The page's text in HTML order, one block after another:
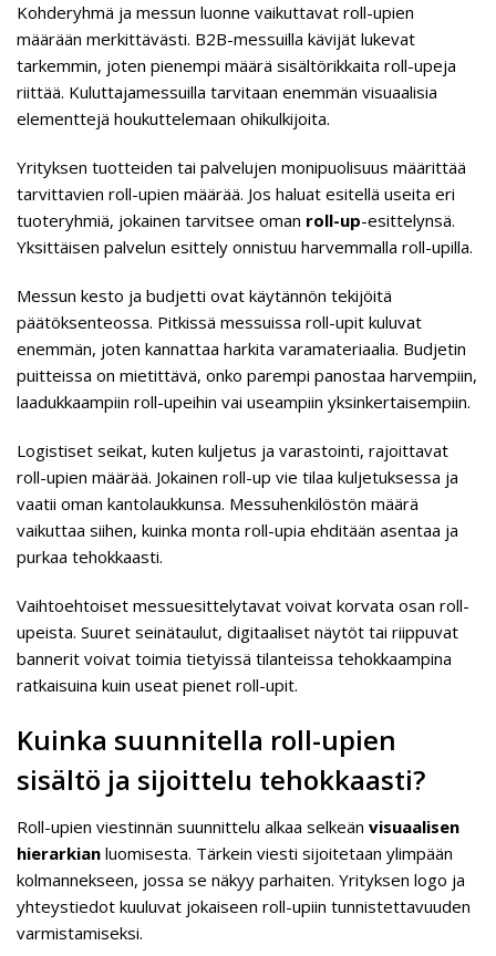
Kohderyhmä ja messun luonne vaikuttavat roll-upien
määrään merkittävästi. B2B-messuilla kävijät lukevat
tarkemmin, joten pienempi määrä sisältörikkaita roll-upeja
riittää. Kuluttajamessuilla tarvitaan enemmän visuaalisia
elementtejä houkuttelemaan ohikulkijoita.
Yrityksen tuotteiden tai palvelujen monipuolisuus määrittää
tarvittavien roll-upien määrää. Jos haluat esitellä useita eri
tuoteryhmiä, jokainen tarvitsee oman roll-up-esittelynsä.
Yksittäisen palvelun esittely onnistuu harvemmalla roll-upilla.
Messun kesto ja budjetti ovat käytännön tekijöitä
päätöksenteossa. Pitkissä messuissa roll-upit kuluvat
enemmän, joten kannattaa harkita varamateriaalia. Budjetin
puitteissa on mietittävä, onko parempi panostaa harvempiin,
laadukkaampiin roll-upeihin vai useampiin yksinkertaisempiin.
Logistiset seikat, kuten kuljetus ja varastointi, rajoittavat
roll-upien määrää. Jokainen roll-up vie tilaa kuljetuksessa ja
vaatii oman kantolaukkunsa. Messuhenkilöstön määrä
vaikuttaa siihen, kuinka monta roll-upia ehditään asentaa ja
purkaa tehokkaasti.
Vaihtoehtoiset messuesittelytavat voivat korvata osan roll-
upeista. Suuret seinätaulut, digitaaliset näytöt tai riippuvat
bannerit voivat toimia tietyissä tilanteissa tehokkaampina
ratkaisuina kuin useat pienet roll-upit.
Kuinka suunnitella roll-upien
sisältö ja sijoittelu tehokkaasti?
Roll-upien viestinnän suunnittelu alkaa selkeän visuaalisen
hierarkian luomisesta. Tärkein viesti sijoitetaan ylimpään
kolmannekseen, jossa se näkyy parhaiten. Yrityksen logo ja
yhteystiedot kuuluvat jokaiseen roll-upiin tunnistettavuuden
varmistamiseksi.